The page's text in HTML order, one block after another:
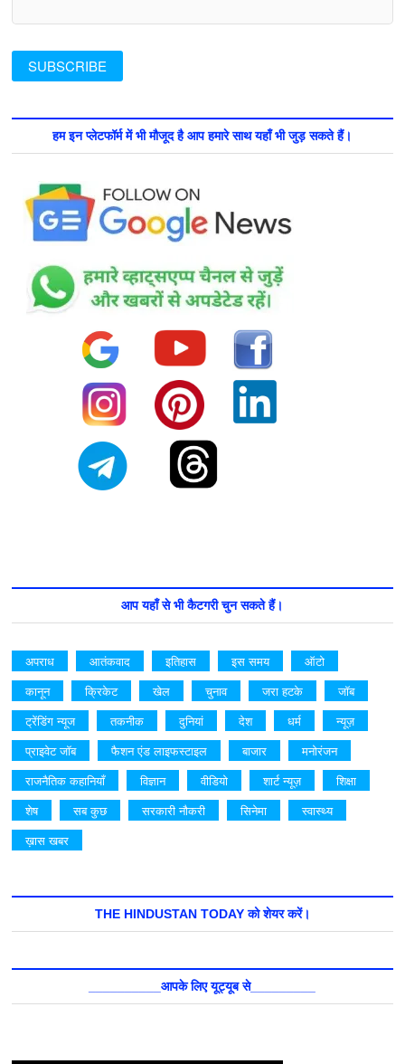
हम इन प्लेटफॉर्म में भी मौजूद है आप हमारे साथ यहाँ भी जुड़ सकते हैं।
आप यहाँ से भी कैटगरी चुन सकते हैं।
अपराध आतंकवाद इतिहास इस समय
ऑटो
कानून
क्रिकेट खेल चुनाव जरा हटके
जॉब
ट्रेंडिंग न्यूज
तकनीक दुनियां देश धर्म
न्यूज़
प्राइवेट जॉब
फैशन एंड लाइफस्टाइल बाजार
मनोरंजन
राजनैतिक कहानियाँ
विज्ञान वीडियो शार्ट न्यूज़
शिक्षा
शेष
सब कुछ सरकारी नौकरी सिनेमा
स्वास्थ्य
ख़ास खबर
THE HINDUSTAN TODAY को शेयर करें।
__________आपके लिए यूट्यूब से_________